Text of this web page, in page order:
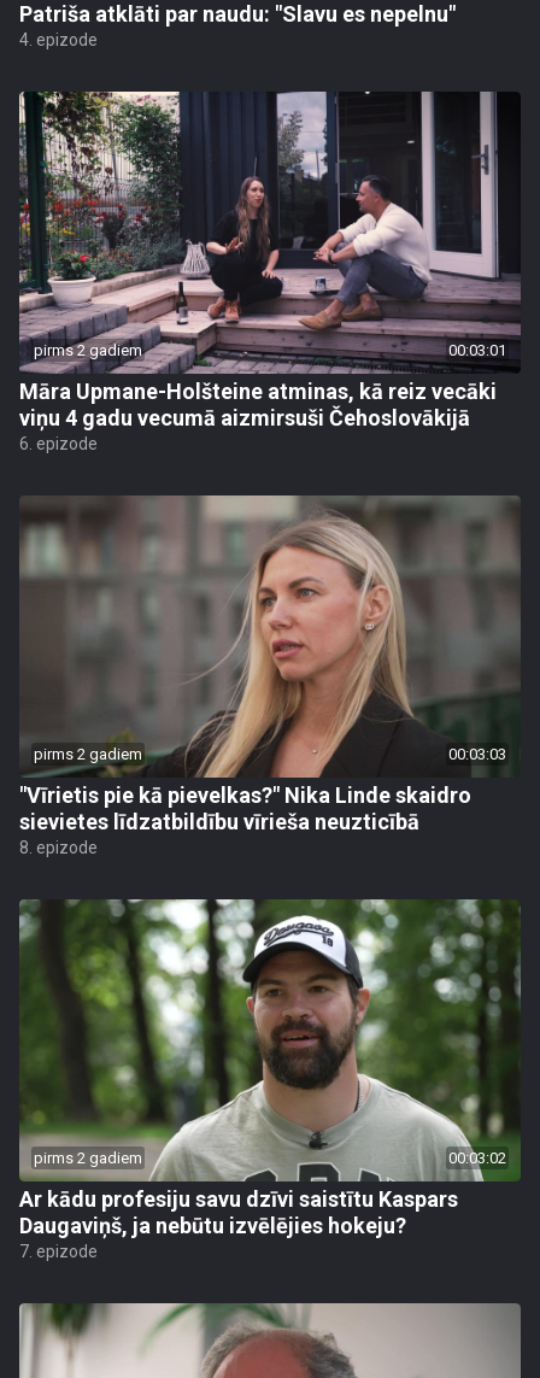
Patriša atklāti par naudu: "Slavu es nepelnu"
4. epizode
pirms 2 gadiem 00:03:01
Māra Upmane-Holšteine atminas, kā reiz vecāki
viņu 4 gadu vecumā aizmirsuši Čehoslovākijā
6. epizode
pirms 2 gadiem 00:03:03
"Vīrietis pie kā pievelkas?" Nika Linde skaidro
sievietes līdzatbildību vīrieša neuzticībā
8. epizode
pirms 2 gadiem 00:03:02
Ar kādu profesiju savu dzīvi saistītu Kaspars
Daugaviņš, ja nebūtu izvēlējies hokeju?
7. epizode